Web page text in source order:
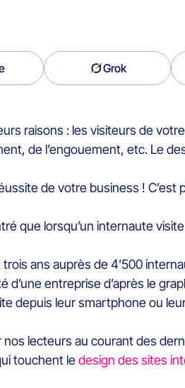
Grok
raisons : les visiteurs de
de l’engouement, etc. Le
de votre business !
que lorsqu’un internaute
ans auprès de 4’500
entreprise d’après le
depuis leur smartphone ou
lecteurs au courant des
touchent ledesign des sites